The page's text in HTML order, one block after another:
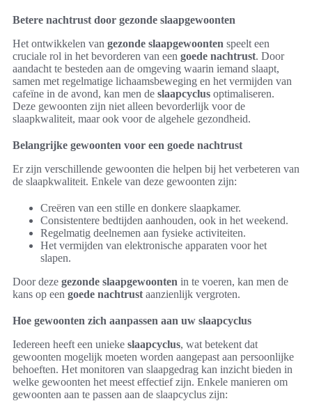
Betere nachtrust door gezonde slaapgewoonten
Het ontwikkelen van gezonde slaapgewoonten speelt een
cruciale rol in het bevorderen van een goede nachtrust. Door
aandacht te besteden aan de omgeving waarin iemand slaapt,
samen met regelmatige lichaamsbeweging en het vermijden van
cafeïne in de avond, kan men de slaapcyclus optimaliseren.
Deze gewoonten zijn niet alleen bevorderlijk voor de
slaapkwaliteit, maar ook voor de algehele gezondheid.
Belangrijke gewoonten voor een goede nachtrust
Er zijn verschillende gewoonten die helpen bij het verbeteren van
de slaapkwaliteit. Enkele van deze gewoonten zijn:
Creëren van een stille en donkere slaapkamer.
Consistentere bedtijden aanhouden, ook in het weekend.
Regelmatig deelnemen aan fysieke activiteiten.
Het vermijden van elektronische apparaten voor het
slapen.
Door deze gezonde slaapgewoonten in te voeren, kan men de
kans op een goede nachtrust aanzienlijk vergroten.
Hoe gewoonten zich aanpassen aan uw slaapcyclus
Iedereen heeft een unieke slaapcyclus, wat betekent dat
gewoonten mogelijk moeten worden aangepast aan persoonlijke
behoeften. Het monitoren van slaapgedrag kan inzicht bieden in
welke gewoonten het meest effectief zijn. Enkele manieren om
gewoonten aan te passen aan de slaapcyclus zijn: